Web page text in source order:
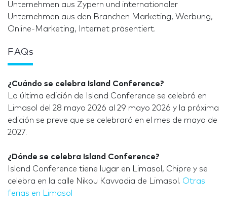
Unternehmen aus Zypern und internationaler
Unternehmen aus den Branchen Marketing, Werbung,
Online-Marketing, Internet präsentiert.
FAQs
¿Cuándo se celebra Island Conference?
La última edición de Island Conference se celebró en
Limasol del 28 mayo 2026 al 29 mayo 2026 y la próxima
edición se preve que se celebrará en el mes de mayo de
2027.
¿Dónde se celebra Island Conference?
Island Conference tiene lugar en Limasol, Chipre y se
celebra en la calle Nikou Kavvadia de Limasol. Otras
ferias en Limasol